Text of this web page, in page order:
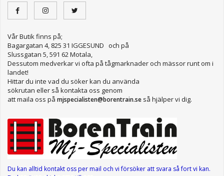
Vår Butik finns på;
Bagargatan 4, 825 31 IGGESUND och på
Slussgatan 5, 591 62 Motala,
Dessutom medverkar vi ofta på tågmarknader och mässor runt om i
landet!
Hittar du inte vad du söker kan du använda
sökrutan eller så kontakta oss genom
att maila oss på mjspecialisten@borentrain.se så hjälper vi dig.
Du kan alltid kontakt oss per mail och vi försöker att svara så fort vi kan.